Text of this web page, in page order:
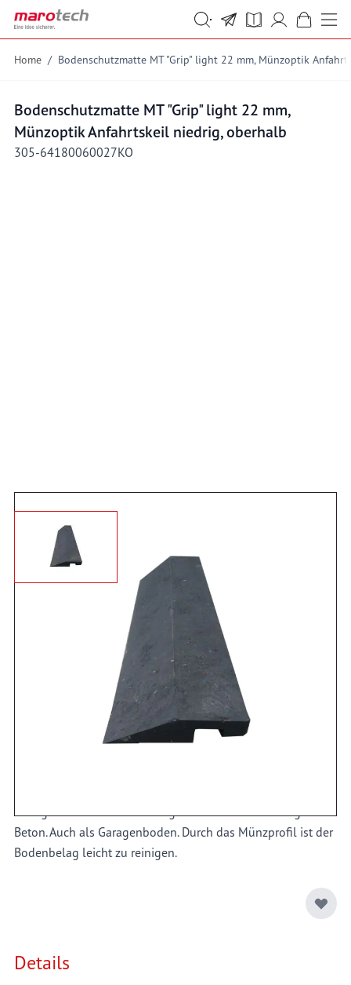
Skip to Content
Suche
Suche
Home / Bodenschutzmatte MT "Grip" light 22 mm, Münzoptik
Bodenschutzmatte MT "Grip" light 22 mm,
Münzoptik Anfahrtskeil niedrig, oberhalb
305-64180060027KO
Angebot anfordern
ist ein leicht zu verlegender und sehr
belastbarer Bodenbelag zum Nachrüsten. Ideal für
Industriehallen, Werkstatt, Garage, Gartenhütte
Bodenbelag bietet eine sehr gute
verlegen. Ideal auf leicht ausgebröckeltem oder rissigem
Beton. Auch als Garagenboden. Durch das Münzprofil ist der
Bodenbelag leicht zu reinigen.
Details